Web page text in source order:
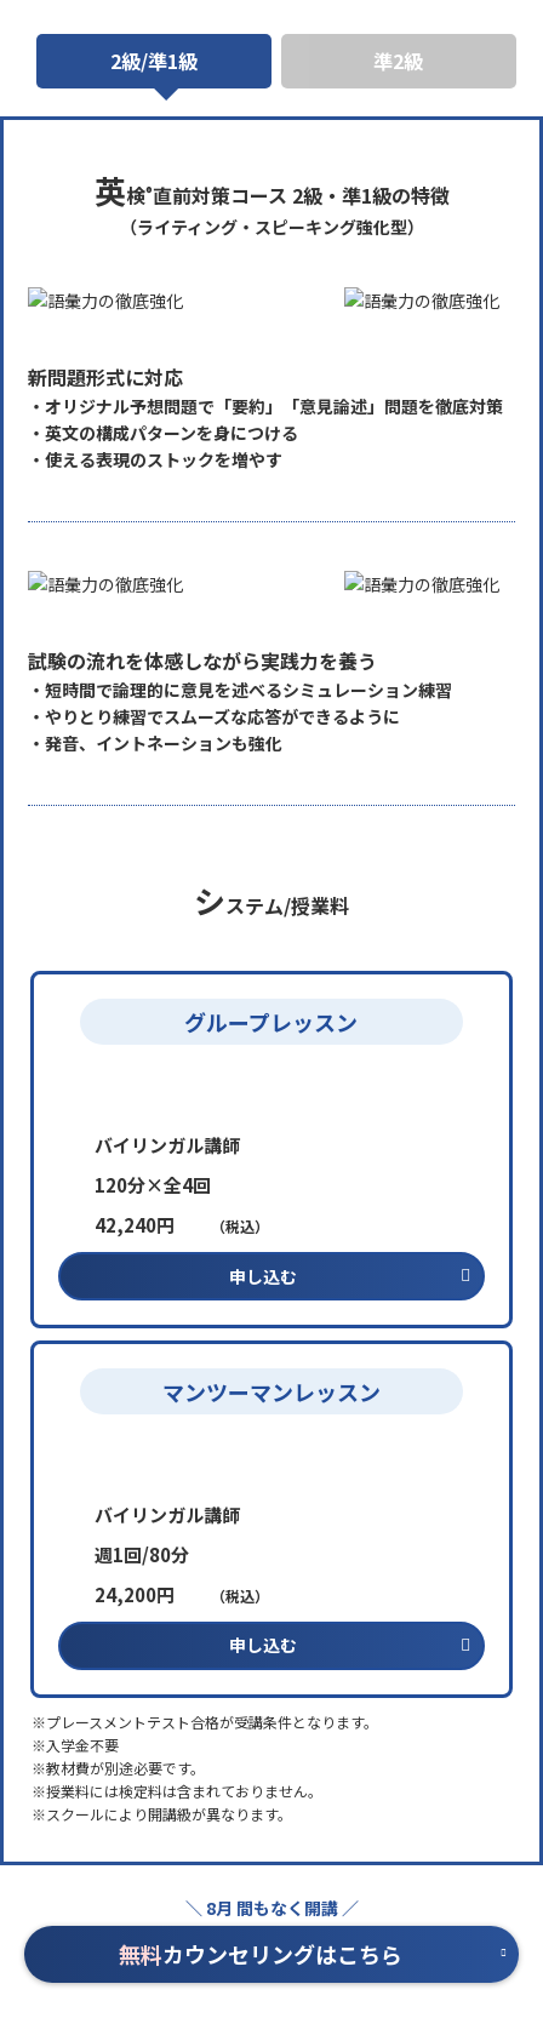
2級/準1級 準2級
英検®直前対策コース 2級・準1級の特徴
（ライティング・スピーキング強化型）
新問題形式に対応
・オリジナル予想問題で「要約」「意見論述」問題を徹底対策
・英文の構成パターンを身につける
・使える表現のストックを増やす
試験の流れを体感しながら実践力を養う
・短時間で論理的に意見を述べるシミュレーション練習
・やりとり練習でスムーズな応答ができるように
・発音、イントネーションも強化
システム/授業料
グループレッスン
バイリンガル講師
120分×全4回
42,240円
（税込）
申し込む
マンツーマンレッスン
バイリンガル講師
週1回/80分
24,200円
（税込）
申し込む
※プレースメントテスト合格が受講条件となります。
※入学金不要
※教材費が別途必要です。
※授業料には検定料は含まれておりません。
※スクールにより開講級が異なります。
無料カウンセリングはこちら